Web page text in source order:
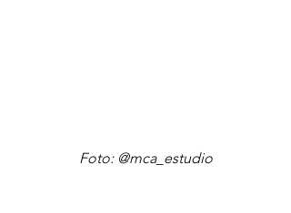
Foto: @mca_estudio